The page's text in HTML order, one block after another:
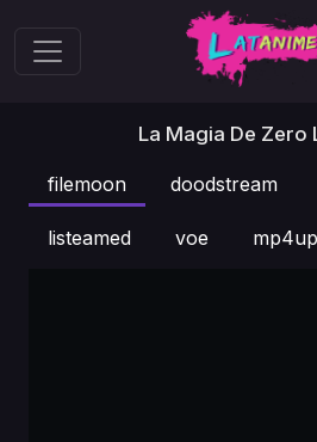
La Magia De Zero
filemoon doodstream
listeamed voe